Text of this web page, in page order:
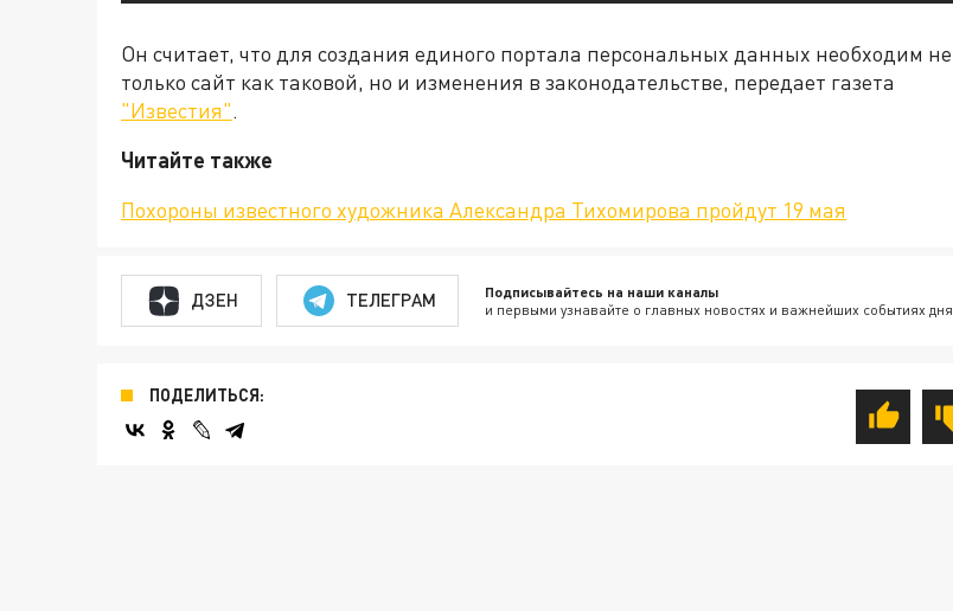
Он считает, что для создания единого портала персональных данных необходим не
только сайт как таковой, но и изменения в законодательстве, передает газета
"Известия".
Читайте также
Похороны известного художника Александра Тихомирова пройдут 19 мая
ДЗЕН ТЕЛЕГРАМ Подписывайтесь на наши каналы
и первыми узнавайте о главных новостях и важнейших событиях дня.
ПОДЕЛИТЬСЯ: